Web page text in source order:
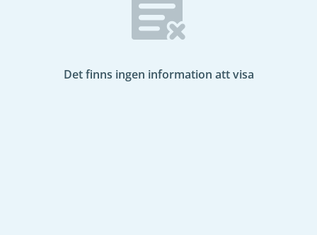
Det finns ingen information att visa